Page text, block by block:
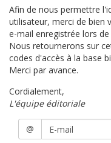
Afin de nous permettre
utilisateur, merci de bien
e-mail enregistrée lors
Nous retournerons sur
codes d'accès à la base
Merci par avance.
Cordialement,
L'équipe éditoriale
@
mail